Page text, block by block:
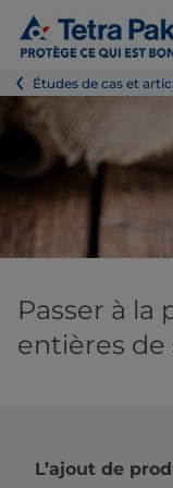
Études de cas et
Passer à la
entières de
L’ajout de